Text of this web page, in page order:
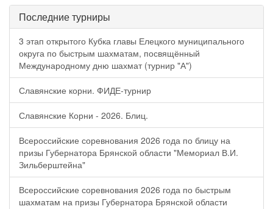
Последние турниры
3 этап открытого Кубка главы Елецкого муниципального
округа по быстрым шахматам, посвящённый
Международному дню шахмат (турнир "А")
Славянские корни. ФИДЕ-турнир
Славянские Корни - 2026. Блиц.
Всероссийские соревнования 2026 года по блицу на
призы Губернатора Брянской области "Мемориал В.И.
Зильберштейна"
Всероссийские соревнования 2026 года по быстрым
шахматам на призы Губернатора Брянской области